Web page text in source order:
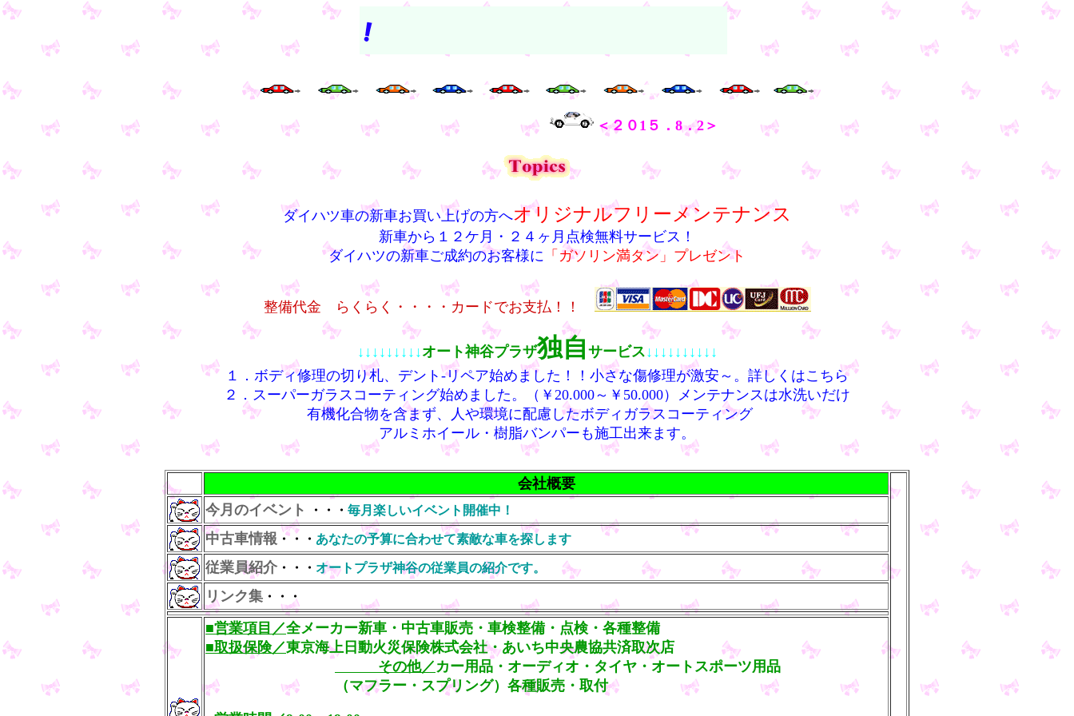
＜２０1５．8．2＞
ダイハツ車の新車お買い上げの方へオリジナルフリーメンテナンス
新車から１２ケ月・２４ヶ月点検無料サービス！
ダイハツの新車ご成約のお客様に 「ガソリン満タン」プレゼント
整備代金 らくらく・・・・カードでお支払！！
↓↓↓↓↓↓↓↓↓オート神谷プラザ独自 サービス↓↓↓↓↓↓↓↓↓↓
１． ボディ修理の切り札、デント‐リペア始めました！！小さな傷修理が激安～。詳しくはこちら
２．スーパーガラスコーティング始めました。（￥20.000～￥50.000）メンテナンスは水洗いだけ
有機化合物を含まず、人や環境に配慮したボディガラスコーティング
アルミホイール・樹脂バンパーも施工出来ます。
会社概要
今月のイベント
・・・ 毎月楽しいイベント開催中！
中古車情報 ・・・ あなたの予算に合わせて素敵な車を探します
従業員紹介・・・ オートプラザ神谷の従業員の紹介です。
リンク集 ・・・
■営業項目／全メーカー新車・中古車販売・車検整備・点検・各種整備
■取扱保険／東京海上日動火災保険株式会社・あいち中央農協共済取次店
その他／カー用品・オーディオ・タイヤ・オートスポーツ用品
（マフラー・スプリング）各種販売・取付